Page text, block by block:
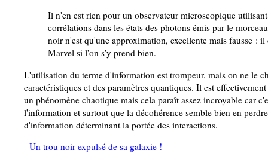
Il n'en est rien pour un observateur microscopique
corrélations dans les états des photons émis par le
noir n'est qu'une approximation, excellente mais fausse :
Marvel si l'on s'y prend bien.
L'utilisation du terme d'information est trompeur, mais on ne le
caractéristiques et des paramètres quantiques. Il est
un phénomène chaotique mais cela paraît assez incroyable car
l'information et surtout que la décohérence semble bien en
d'information déterminant la portée des interactions.
-Un trou noir expulsé de sa galaxie !